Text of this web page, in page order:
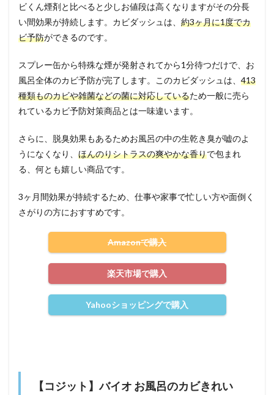
ビくん煙剤と比べると少しお値段は高くなりますがその分長
い間効果が持続します。カビダッシュは、 約3ヶ月に1度でカ
ビ予防ができるのです。
スプレー缶から特殊な煙が発射されてから1分待つだけで、お
風呂全体のカビ予防が完了します。このカビダッシュは、 413
種類ものカビや雑菌などの菌に対応しているため一般に売ら
れているカビ予防対策商品とは一味違います。
さらに、脱臭効果もあるためお風呂の中の生乾き臭が嘘のよ
うになくなり、 ほんのりシトラスの爽やかな香りで包まれ
る、何とも嬉しい商品です。
3ヶ月間効果が持続するため、仕事や家事で忙しい方や面倒く
さがりの方におすすめです。
Amazonで購入
楽天市場で購入
Yahooショッピングで購入
【コジット】バイオ お風呂のカビきれい